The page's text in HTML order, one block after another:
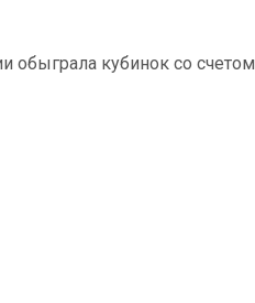
обыграла кубинок со счетом